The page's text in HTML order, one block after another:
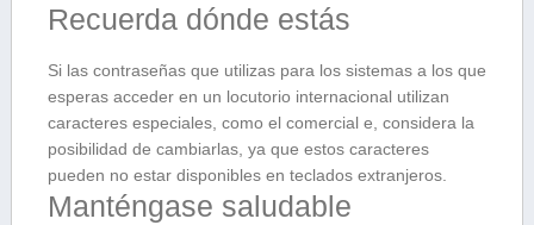
Recuerda dónde estás
Si las contraseñas que utilizas para los sistemas a los que
esperas acceder en un locutorio internacional utilizan
caracteres especiales, como el comercial e, considera la
posibilidad de cambiarlas, ya que estos caracteres
pueden no estar disponibles en teclados extranjeros.
Manténgase saludable